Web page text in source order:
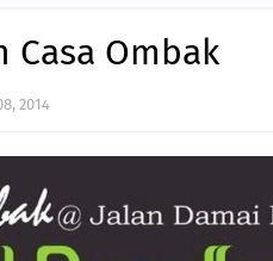
Casa Ombak
2014